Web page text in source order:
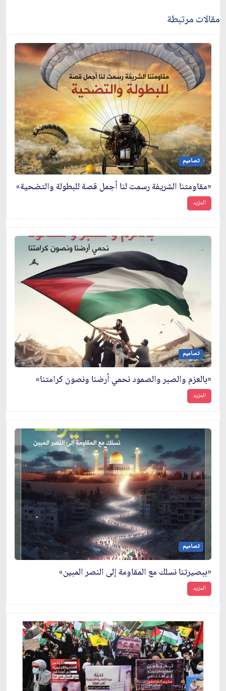
مقالات مرتبطة
تصاميم
«مقاومتنا الشريفة رسمت لنا أجمل قصة للبطولة والتضحية»
المزيد
تصاميم
«بالعزم والصبر والصمود نحمي أرضنا ونصون كرامتنا»
المزيد
تصاميم
«ببصيرتنا نسلك مع المقاومة إلى النصر المبين»
المزيد